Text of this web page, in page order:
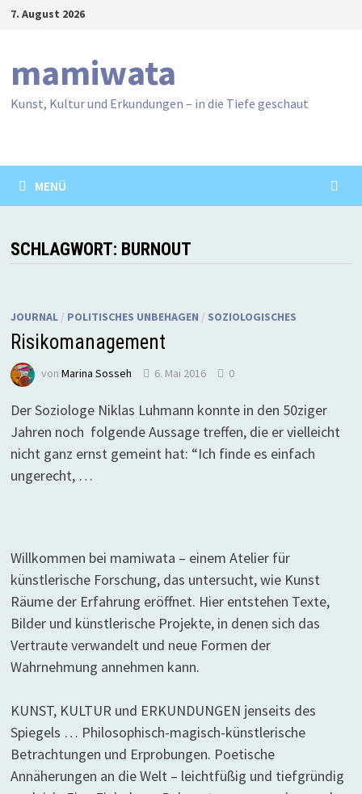
Zum7. August 2026
mamiwata
Kunst, Kultur und Erkundungen – in die Tiefe geschaut
MENÜ
SCHLAGWORT: BURNOUT
JOURNAL/ POLITISCHES UNBEHAGEN / SOZIOLOGISCHES
Risikomanagement
von Marina Sosseh 6. Mai 2016 0
Der Soziologe Niklas Luhmann konnte in den 50ziger
Jahren noch folgende Aussage treffen, die er vielleicht
nicht ganz ernst gemeint hat: “Ich finde es einfach
ungerecht, …
Willkommen bei mamiwata – einem Atelier für
künstlerische Forschung, das untersucht, wie Kunst
Räume der Erfahrung eröffnet. Hier entstehen Texte,
Bilder und künstlerische Projekte, in denen sich das
Vertraute verwandelt und neue Formen der
Wahrnehmung annehmen kann.
KUNST, KULTUR und ERKUNDUNGEN jenseits des
Spiegels … Philosophisch-magisch-künstlerische
Betrachtungen und Erprobungen. Poetische
Annäherungen an die Welt – leichtfüßig und tiefgründig